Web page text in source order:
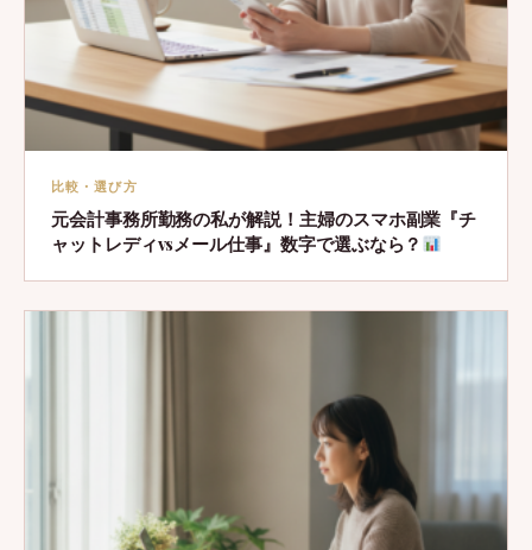
比較・選び方
元会計事務所勤務の私が解説！主婦のスマホ副業『チ
ャットレディvsメール仕事』数字で選ぶなら？